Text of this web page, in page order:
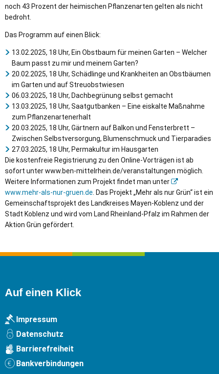
noch 43 Prozent der heimischen Pflanzenarten gelten als nicht
bedroht.
Das Programm auf einen Blick:
13.02.2025, 18 Uhr, Ein Obstbaum für meinen Garten – Welcher
Baum passt zu mir und meinem Garten?
20.02.2025, 18 Uhr, Schädlinge und Krankheiten an Obstbäumen
im Garten und auf Streuobstwiesen
06.03.2025, 18 Uhr, Dachbegrünung selbst gemacht
13.03.2025, 18 Uhr, Saatgutbanken – Eine eiskalte Maßnahme
zum Pflanzenartenerhalt
20.03.2025, 18 Uhr, Gärtnern auf Balkon und Fensterbrett –
Zwischen Selbstversorgung, Blumenschmuck und Tierparadies
27.03.2025, 18 Uhr, Permakultur im Hausgarten
Die kostenfreie Registrierung zu den Online-Vorträgen ist ab
sofort unter www.ben-mittelrhein.de/veranstaltungen möglich.
Weitere Informationen zum Projekt findet man unter
www.mehr-als-nur-gruen.de . Das Projekt „Mehr als nur Grün“ ist ein
Gemeinschaftsprojekt des Landkreises Mayen-Koblenz und der
Stadt Koblenz und wird vom Land Rheinland-Pfalz im Rahmen der
Aktion Grün gefördert.
Auf einen Klick
Impressum
Datenschutz
Barrierefreiheit
Bankverbindungen